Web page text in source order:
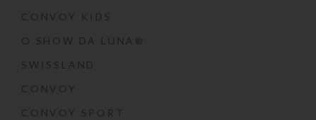
CONVOY KIDS
O SHOW DA LUNA®
SWISSLAND
CONVOY
CONVOY SPORT